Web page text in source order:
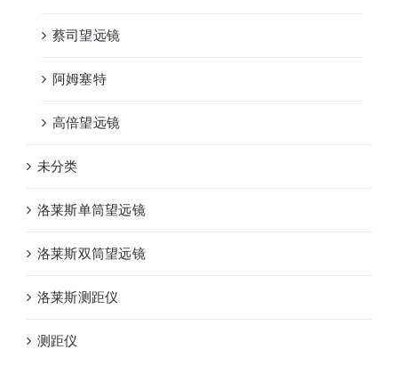
蔡司望远镜
阿姆塞特
高倍望远镜
未分类
洛莱斯单筒望远镜
洛莱斯双筒望远镜
洛莱斯测距仪
测距仪